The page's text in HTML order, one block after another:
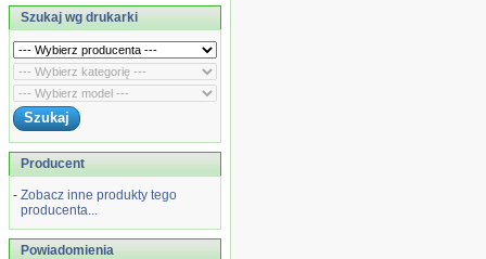
Szukaj wg drukarki
Producent
- Zobacz inne produkty tego
producenta...
Powiadomienia